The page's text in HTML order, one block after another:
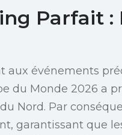
Parfait :
aux événements
du Monde 2026 a
Nord. Par
garantissant que